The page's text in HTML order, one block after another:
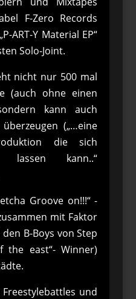
F-Zero Records
ART-Y Material EP“
Solo-Joint.
nicht nur 500 mal
(auch ohne einen
kann auch
(„…eine
die sich
lassen kann..“
Groove on!!!“ -
mit Faktor
B-Boys von Step
the east“- Winner)
und